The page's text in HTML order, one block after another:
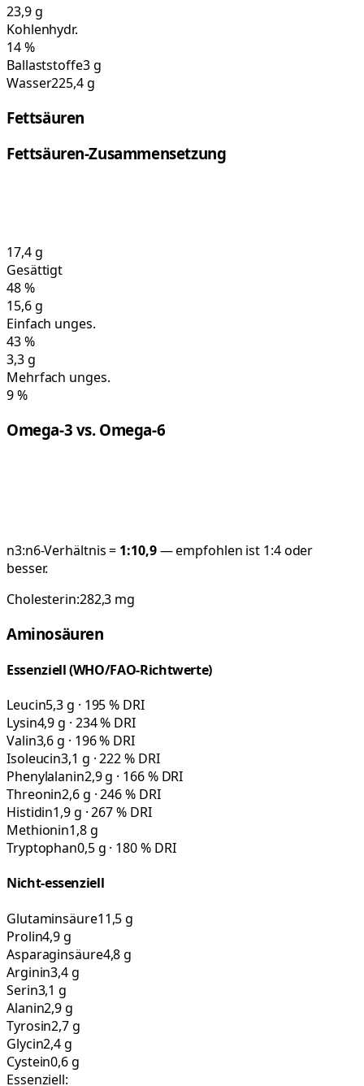
23,9g
Kohlenhydr.
14%
Ballaststoffe3 g
Wasser225,4 g
Fettsäuren
Fettsäuren-Zusammensetzung
17,4g
Gesättigt
48%
15,6g
Einfach unges.
43%
3,3g
Mehrfach unges.
9%
Omega-3 vs. Omega-6
n3:n6-Verhältnis = 1:10,9— empfohlen ist 1:4 oder
besser.
Cholesterin:282,3 mg
Aminosäuren
Essenziell (WHO/FAO-Richtwerte)
Leucin5,3 g · 195 % DRI
Lysin4,9 g · 234 % DRI
Valin3,6 g · 196 % DRI
Isoleucin3,1 g · 222 % DRI
Phenylalanin2,9 g · 166 % DRI
Threonin2,6 g · 246 % DRI
Histidin1,9 g · 267 % DRI
Methionin1,8 g
Tryptophan0,5 g · 180 % DRI
Nicht-essenziell
Glutaminsäure11,5 g
Prolin4,9 g
Asparaginsäure4,8 g
Arginin3,4 g
Serin3,1 g
Alanin2,9 g
Tyrosin2,7 g
Glycin2,4 g
Cystein0,6 g
Essenziell: